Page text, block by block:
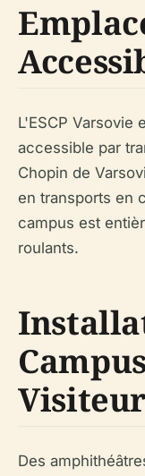
L'ESCP Varsovie
accessible par
Chopin de
en transports en
campus est
roulants.
Des